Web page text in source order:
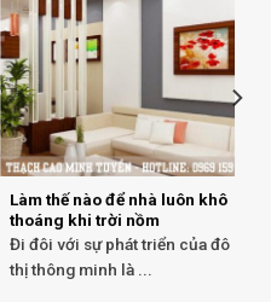
Làm thế nào để nhà luôn khô
thoáng khi trời nồm
Đi đôi với sự phát triển của đô
thị thông minh là ...